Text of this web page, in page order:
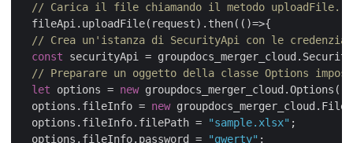
// Carica il file chiamando il metodo uploadFile.
  fileApi.uploadFile(request).then(
()=>{
// Crea un'istanza di SecurityApi con le
const securityApi =
// Preparare un oggetto della classe Options
let options = new groupdocs_merger_cloud.Options();
  options.fileInfo =
new
  options.fileInfo.filePath =
"sample.xlsx" ;
  options.fileInfo.password =
"qwerty" ;